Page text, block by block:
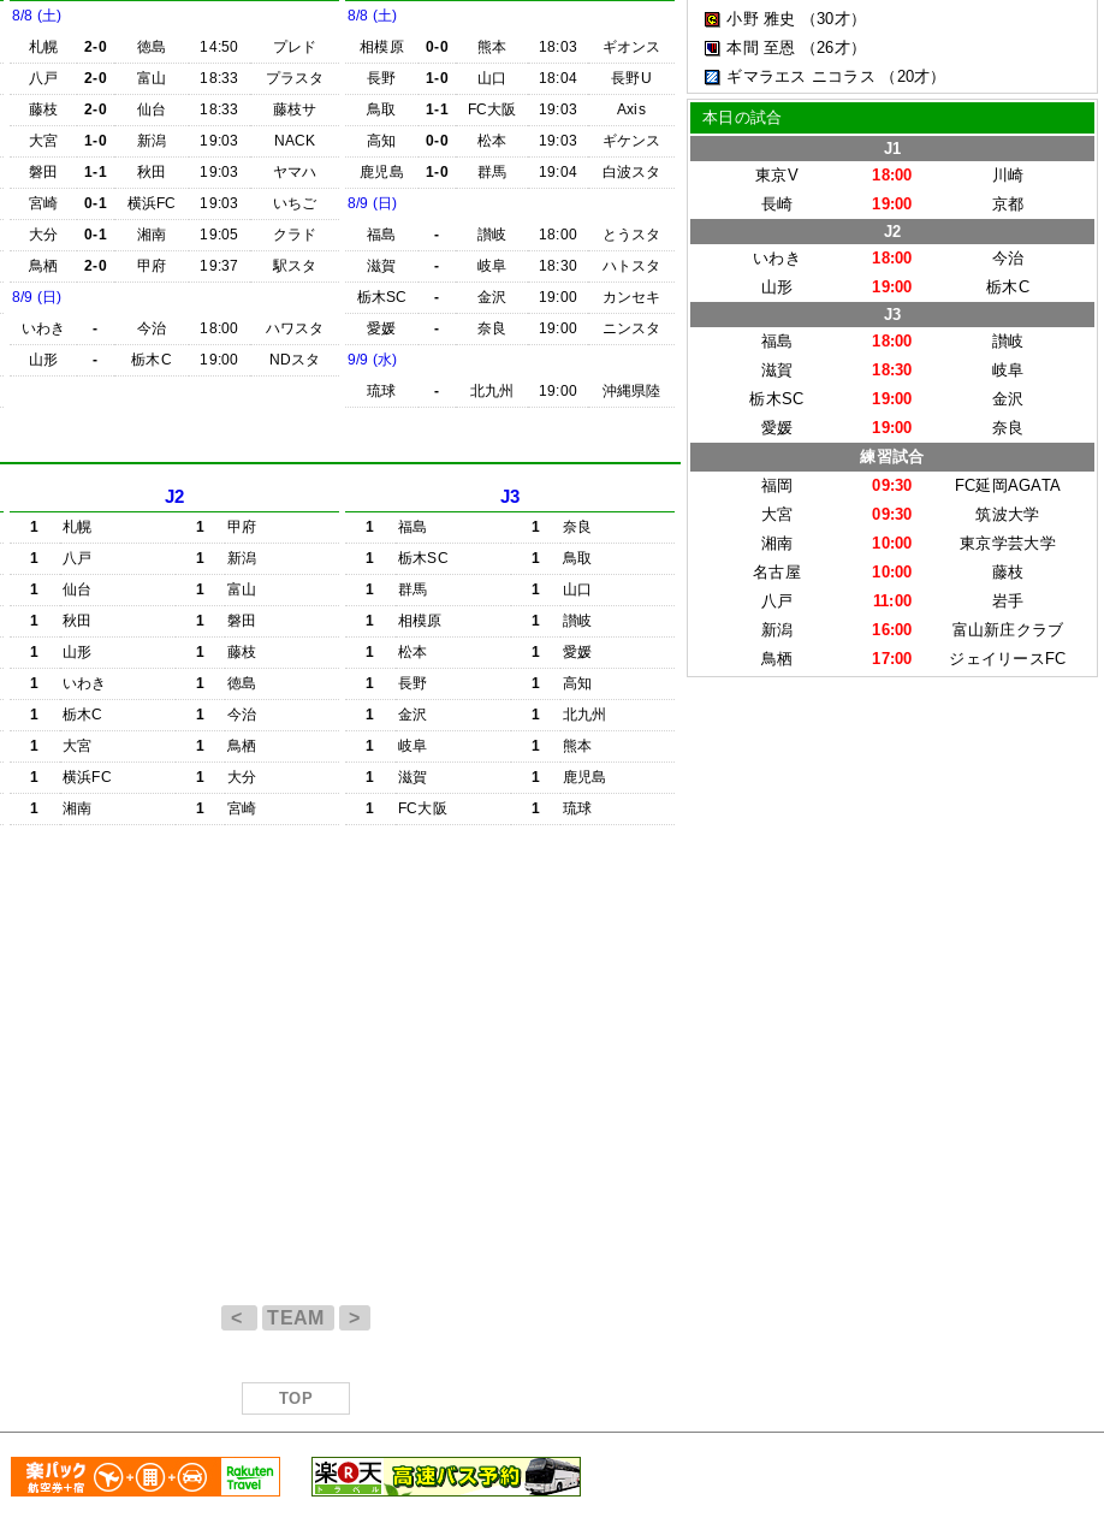
8/8 (土)
札幌
2-0 徳島 14:50
プレド
八戸
2-0 富山 18:33
プラスタ
藤枝
2-0 仙台 18:33
藤枝サ
大宮
1-0 新潟 19:03
NACK
磐田
1-1 秋田 19:03
ヤマハ
宮崎
0-1 横浜FC 19:03
いちご
大分
0-1 湘南 19:05
クラド
鳥栖
2-0 甲府 19:37
駅スタ
8/9 (日)
いわき
- 今治 18:00
ハワスタ
山形
- 栃木C 19:00 NDスタ
8/8 (土)
相模原
0-0 熊本 18:03
ギオンス
長野
1-0 山口 18:04
長野U
鳥取
1-1 FC大阪 19:03
Axis
高知
0-0 松本 19:03
ギケンス
鹿児島
1-0 群馬 19:04
白波スタ
8/9 (日)
福島
- 讃岐 18:00
とうスタ
滋賀
- 岐阜 18:30
ハトスタ
栃木SC
- 金沢 19:00
カンセキ
愛媛
- 奈良 19:00
ニンスタ
9/9 (水)
琉球
- 北九州 19:00 沖縄県陸
J2
1 札幌 1
甲府
1
八戸 1
新潟
1
仙台 1
富山
1
秋田 1
磐田
1
山形 1
藤枝
1
いわき 1
徳島
1
栃木C 1
今治
1
大宮 1
鳥栖
1
横浜FC 1
大分
1
湘南 1 宮崎
J3
1 福島 1
奈良
1
栃木SC 1
鳥取
1
群馬 1
山口
1
相模原 1
讃岐
1
松本 1
愛媛
1
長野 1
高知
1
金沢 1
北九州
1
岐阜 1
熊本
1
滋賀 1
鹿児島
1
FC大阪 1 琉球
小野 雅史
（30才）
本間 至恩
（26才）
ギマラエス ニコラス
（20才）
本日の試合
J1
東京V
18:00
川崎
長崎
19:00
京都
J2
いわき
18:00
今治
山形
19:00
栃木C
J3
福島
18:00
讃岐
滋賀
18:30
岐阜
栃木SC
19:00
金沢
愛媛
19:00
奈良
練習試合
福岡
09:30
FC延岡AGATA
大宮
09:30
筑波大学
湘南
10:00
東京学芸大学
名古屋
10:00
藤枝
八戸
11:00
岩手
新潟
16:00
富山新庄クラブ
鳥栖
17:00 ジェイリースFC
< TEAM >
TOP